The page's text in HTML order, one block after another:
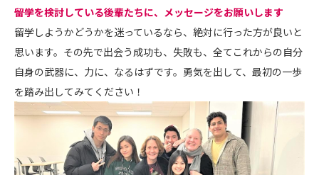
――留学を検討している後輩たちに、メッセージをお願いします
留学しようかどうかを迷っているなら、絶対に行った方が良いと
思います。その先で出会う成功も、失敗も、全てこれからの自分
自身の武器に、力に、なるはずです。勇気を出して、最初の一歩
を踏み出してみてください！